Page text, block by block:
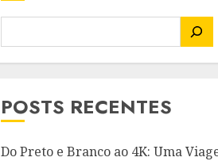
POSTS RECENTES
Do Preto e Branco ao 4K: Uma